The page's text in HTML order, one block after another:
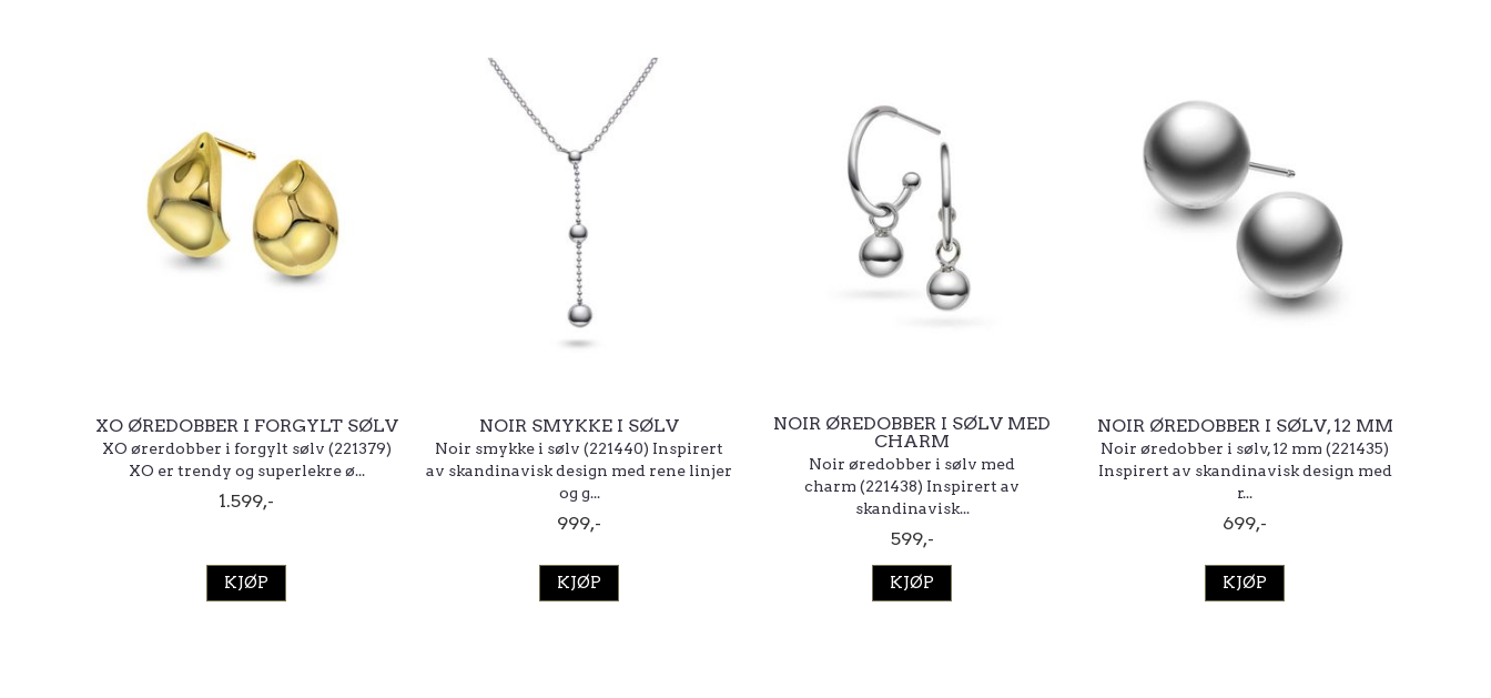
XO ØREDOBBER I FORGYLT SØLV
XO ørerdobber i forgylt sølv (221379)
XO er trendy og superlekre ø...
1.599,-
KJØP
NOIR SMYKKE I SØLV
Noir smykke i sølv (221440) Inspirert
av skandinavisk design med rene linjer
og g...
999,-
KJØP
NOIR ØREDOBBER I SØLV MED
CHARM
Noir øredobber i sølv med
charm (221438) Inspirert av
skandinavisk...
599,-
KJØP
NOIR ØREDOBBER I SØLV, 12 MM
Noir øredobber i sølv, 12 mm (221435)
Inspirert av skandinavisk design med
r...
699,-
KJØP